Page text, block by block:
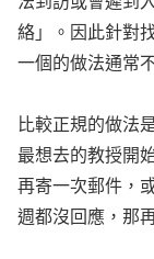
絡」。因此針對
一個的做法通常
比較正規的做法
最想去的教授開
再寄一次郵件，
週都沒回應，那